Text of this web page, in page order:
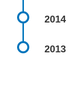
2014
2013